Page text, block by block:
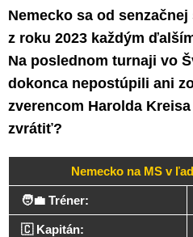
Nemecko sa od
z roku 2023 každým
Na poslednom turnaji vo
dokonca nepostúpili ani
zverencom Harolda
zvrátiť?
Nemecko na MS v
🧑‍💼 Tréner:
🇨 Kapitán: